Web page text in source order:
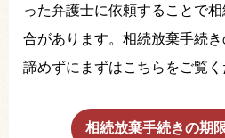
った弁護士に依頼することで
合があります。相続放棄手続き
諦めずにまずはこちらをご覧く
相続放棄手続きの期